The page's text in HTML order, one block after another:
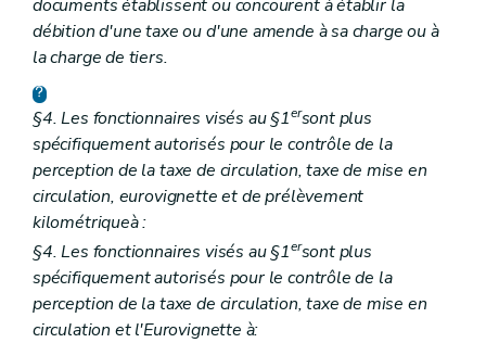
documents établissent ou concourent à établir la
débition d'une taxe ou d'une amende à sa charge ou à
la charge de tiers.
§4. Les fonctionnaires visés au §1ersont plus
spécifiquement autorisés pour le contrôle de la
perception de la taxe de circulation, taxe de mise en
circulation, eurovignette et de prélèvement
kilométriqueà :
§4. Les fonctionnaires visés au §1ersont plus
spécifiquement autorisés pour le contrôle de la
perception de la taxe de circulation, taxe de mise en
circulation et l'Eurovignette à: